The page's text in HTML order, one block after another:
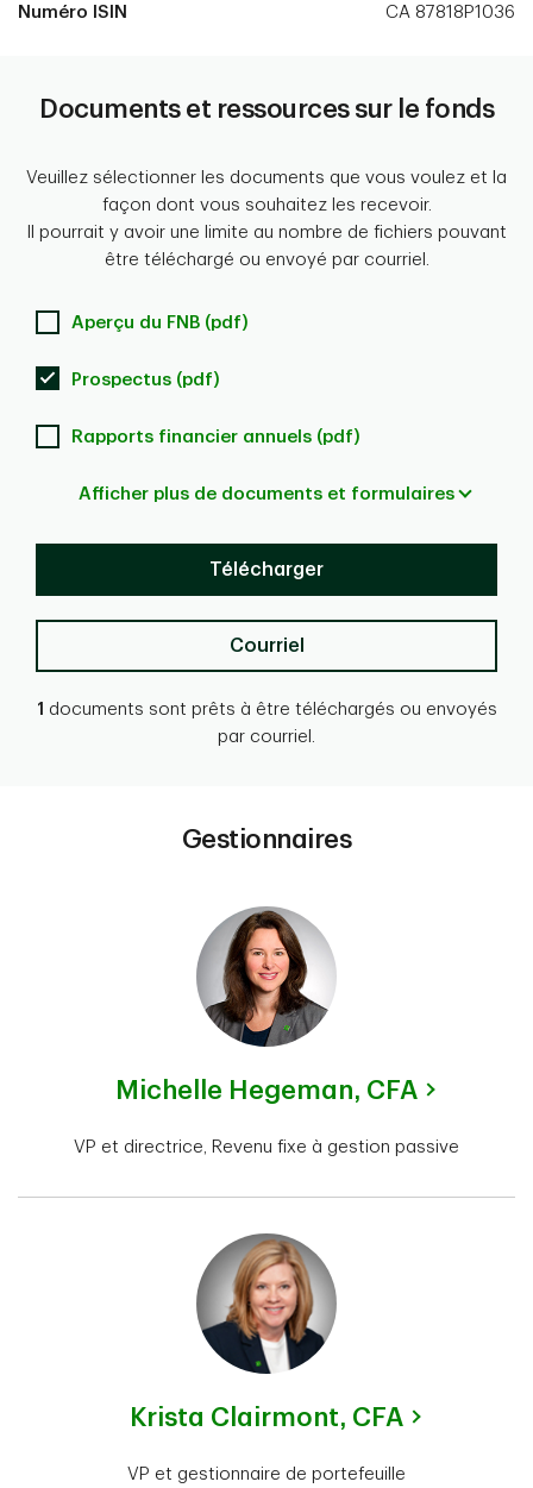
Numéro ISIN CA 87818P1036
Documents et ressources sur le fonds
Veuillez sélectionner les documents que vous voulez et la
façon dont vous souhaitez les recevoir.
Il pourrait y avoir une limite au nombre de fichiers pouvant
être téléchargé ou envoyé par courriel.
Aperçu du FNB (pdf)
Prospectus (pdf)
Rapports financier annuels (pdf)
Afficher plus de documents et formulaires
Télécharger
Courriel
1 documents sont prêts à être téléchargés ou envoyés
par courriel.
Gestionnaires
Michelle Hegeman, CFA
VP et directrice, Revenu fixe à gestion passive
Krista Clairmont, CFA
VP et gestionnaire de portefeuille